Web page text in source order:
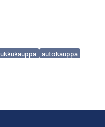
autokauppa